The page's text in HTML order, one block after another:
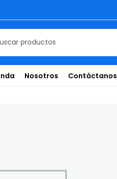
Nosotros Contáctanos